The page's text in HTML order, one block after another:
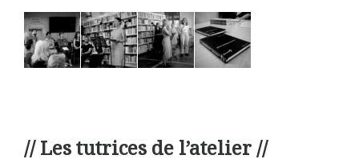
// Les tutrices de l’atelier //